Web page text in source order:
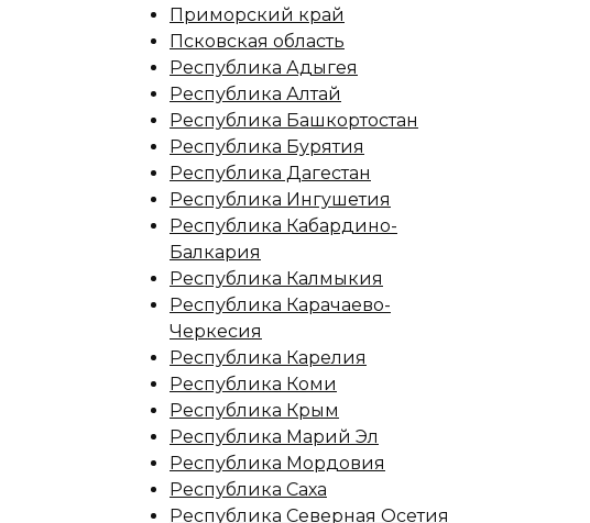
Приморский край
Псковская область
Республика Адыгея
Республика Алтай
Республика Башкортостан
Республика Бурятия
Республика Дагестан
Республика Ингушетия
Республика Кабардино-
Балкария
Республика Калмыкия
Республика Карачаево-
Черкесия
Республика Карелия
Республика Коми
Республика Крым
Республика Марий Эл
Республика Мордовия
Республика Саха
Республика Северная Осетия